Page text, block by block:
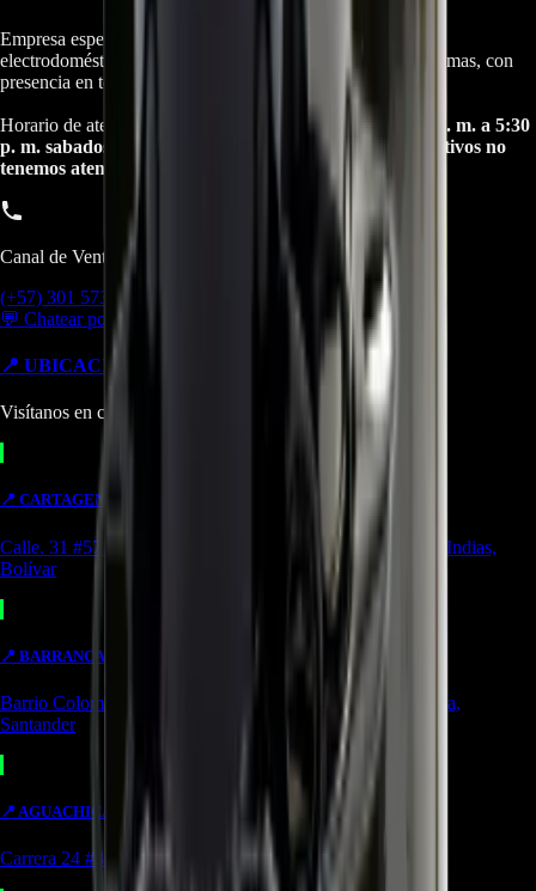
Empresa especializada en electrodomésticos, repuestos de
electrodomésticos, motos electricas y repuestos para las mismas, con
presencia en toda Colombia.
Horario de atención Call Center:
lunes a viernes de 8:30 a. m. a 5:30
p. m. sabados de 9:00 a. m. a 1:00 p. m. Domingos y festivos no
tenemos atencion online.
Canal de Ventas!!
(+57) 301 5739461
💬 Chatear por WhatsApp
📍 UBICACIONES Y SUCURSALES
Visítanos en cualquiera de nuestras tiendas
📍 CARTAGENA
Calle. 31 #57-106. CC Ejecutivos Local 130 Cartagena de Indias,
Bolívar
📍 BARRANCABERMEJA
Barrio Colombia, Cl. 49 #15-66 Local 107 Barrancabermeja,
Santander
📍AGUACHICA OUTLET
Carrera 24 #8-10 local 2 Potozí Aguachica, Cesar